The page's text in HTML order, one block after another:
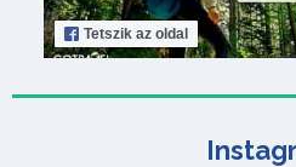
Tetszik az oldal